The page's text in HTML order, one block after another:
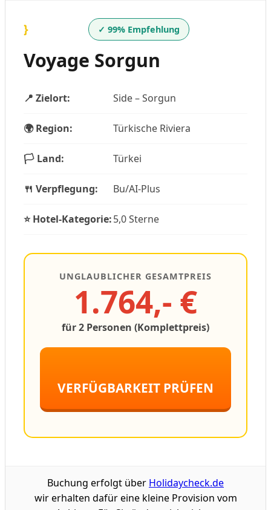
} ✓ 99% Empfehlung
Voyage Sorgun
📍 Zielort: Side – Sorgun
🌍 Region: Türkische Riviera
🏳️ Land: Türkei
🍴 Verpflegung: Bu/AI-Plus
⭐ Hotel-Kategorie:5,0 Sterne
UNGLAUBLICHER GESAMTPREIS
1.764,- €
für 2 Personen (Komplettpreis)
VERFÜGBARKEIT PRÜFEN
Buchung erfolgt über Holidaycheck.de
wir erhalten dafür eine kleine Provision vom